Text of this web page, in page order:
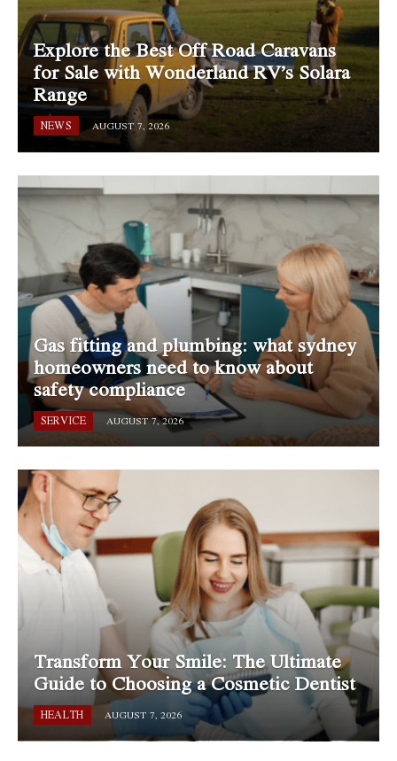
Explore the Best Off Road Caravans
for Sale with Wonderland RV’s Solara
Range
NEWS AUGUST 7, 2026
Gas fitting and plumbing: what sydney
homeowners need to know about
safety compliance
SERVICE AUGUST 7, 2026
Transform Your Smile: The Ultimate
Guide to Choosing a Cosmetic Dentist
HEALTH AUGUST 7, 2026